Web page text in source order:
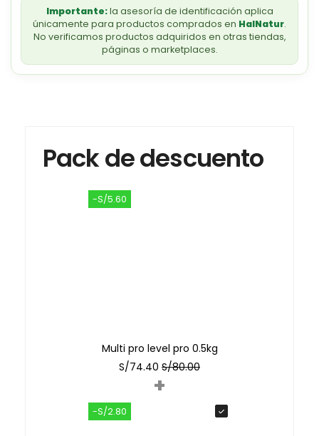
Importante:la asesoría de identificación aplica
únicamente para productos comprados en HalNatur.
No verificamos productos adquiridos en otras tiendas,
páginas o marketplaces.
Pack de descuento
-S/5.60
Multi pro level pro 0.5kg
S/74.40 S/80.00
+
-S/2.80